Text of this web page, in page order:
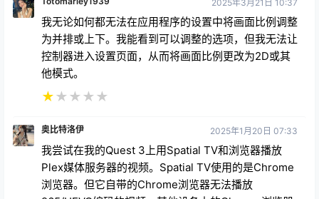
2025年3月21日 10:37
我无论如何都无法在应用程序的设置中将画面比例调整
为并排或上下。我能看到可以调整的选项，但我无法让
控制器进入设置页面，从而将画面比例更改为2D或其
他模式。
★★ ★ ★ ★
奥比特洛伊 2025年1月20日 07:33
我尝试在我的Quest 3上用Spatial TV和浏览器播放
Plex媒体服务器的视频。Spatial TV使用的是Chrome
浏览器。但它自带的Chrome浏览器无法播放